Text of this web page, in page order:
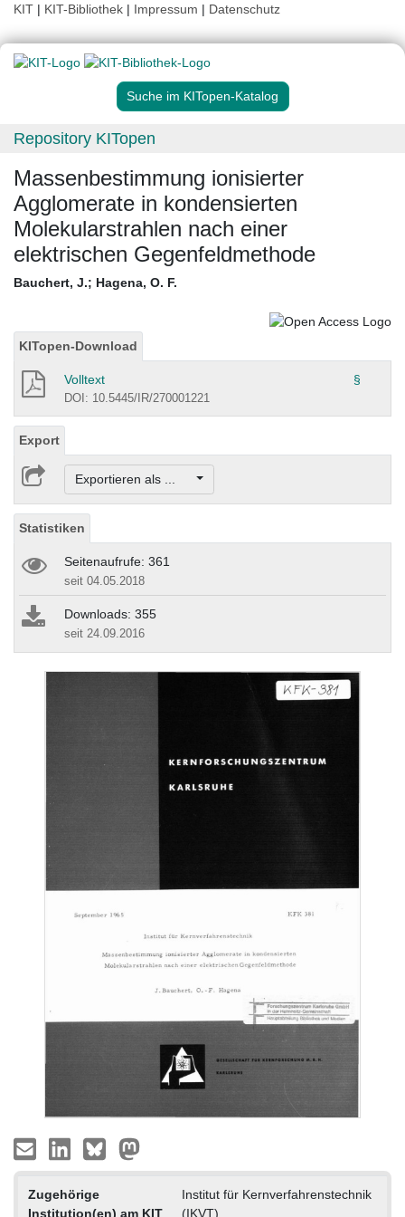
KIT | KIT-Bibliothek | Impressum | Datenschutz
Suche im KITopen-Katalog
Repository KITopen
Massenbestimmung ionisierter
Agglomerate in kondensierten
Molekularstrahlen nach einer
elektrischen Gegenfeldmethode
Bauchert, J.; Hagena, O. F.
KITopen-Download
Volltext §
DOI: 10.5445/IR/270001221
Export
Exportieren als ...
Statistiken
Seitenaufrufe: 361
seit 04.05.2018
Downloads: 355
seit 24.09.2016
Zugehörige
Institution(en) am KIT
Institut für Kernverfahrenstechnik
(IKVT)